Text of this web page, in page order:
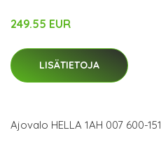
249.55 EUR
LISÄTIETOJA
Ajovalo HELLA 1AH 007 600-151